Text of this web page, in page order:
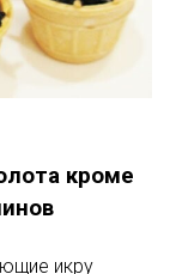
кроме
икру